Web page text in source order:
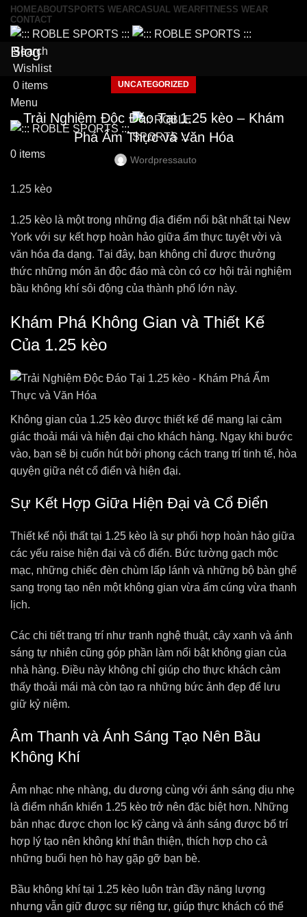
HOMEABOUTSPORTS WEARCASUAL WEAR FITNESS WEAR
CONTACT
Search
Wishlist
0 items
Menu
0 items
Blog
UNCATEGORIZED
Trải Nghiệm Độc Đáo Tại 1.25 kèo – Khám
Phá Ẩm Thực và Văn Hóa
Wordpressauto
1.25 kèo
1.25 kèo là một trong những địa điểm nổi bật nhất tại New
York với sự kết hợp hoàn hảo giữa ẩm thực tuyệt vời và
văn hóa đa dạng. Tại đây, bạn không chỉ được thưởng
thức những món ăn độc đáo mà còn có cơ hội trải nghiệm
bầu không khí sôi động của thành phố lớn này.
Khám Phá Không Gian và Thiết Kế
Của 1.25 kèo
Không gian của 1.25 kèo được thiết kế để mang lại cảm
giác thoải mái và hiện đại cho khách hàng. Ngay khi bước
vào, bạn sẽ bị cuốn hút bởi phong cách trang trí tinh tế, hòa
quyện giữa nét cổ điển và hiện đại.
Sự Kết Hợp Giữa Hiện Đại và Cổ Điển
Thiết kế nội thất tại 1.25 kèo là sự phối hợp hoàn hảo giữa
các yếu raise hiện đại và cổ điển. Bức tường gạch mộc
mạc, những chiếc đèn chùm lấp lánh và những bộ bàn ghế
sang trọng tạo nên một không gian vừa ấm cúng vừa thanh
lịch.
Các chi tiết trang trí như tranh nghệ thuật, cây xanh và ánh
sáng tự nhiên cũng góp phần làm nổi bật không gian của
nhà hàng. Điều này không chỉ giúp cho thực khách cảm
thấy thoải mái mà còn tạo ra những bức ảnh đẹp để lưu
giữ kỷ niệm.
Âm Thanh và Ánh Sáng Tạo Nên Bầu
Không Khí
Âm nhạc nhẹ nhàng, du dương cùng với ánh sáng dịu nhẹ
là điểm nhấn khiến 1.25 kèo trở nên đặc biệt hơn. Những
bản nhạc được chọn lọc kỹ càng và ánh sáng được bố trí
hợp lý tạo nên không khí thân thiện, thích hợp cho cả
những buổi hẹn hò hay gặp gỡ bạn bè.
Bầu không khí tại 1.25 kèo luôn tràn đầy năng lượng
nhưng vẫn giữ được sự riêng tư, giúp thực khách có thể